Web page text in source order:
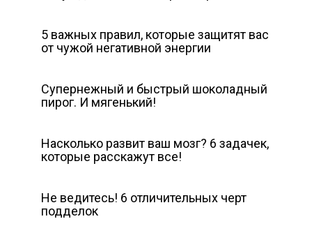
5 важных правил, которые защитят вас
от чужой негативной энергии
Супернежный и быстрый шоколадный
пирог. И мягенький!
Насколько развит ваш мозг? 6 задачек,
которые расскажут все!
Не ведитесь! 6 отличительных черт
подделок